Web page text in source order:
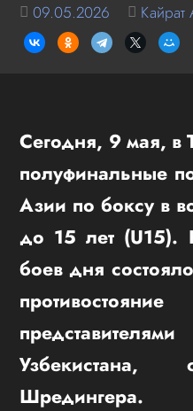
09.05.2026 Кайрат
Сегодня, 9 мая, в
полуфинальные
Азии по боксу в
до 15 лет (U15).
боев дня
Узбекистана,
Шредингера.